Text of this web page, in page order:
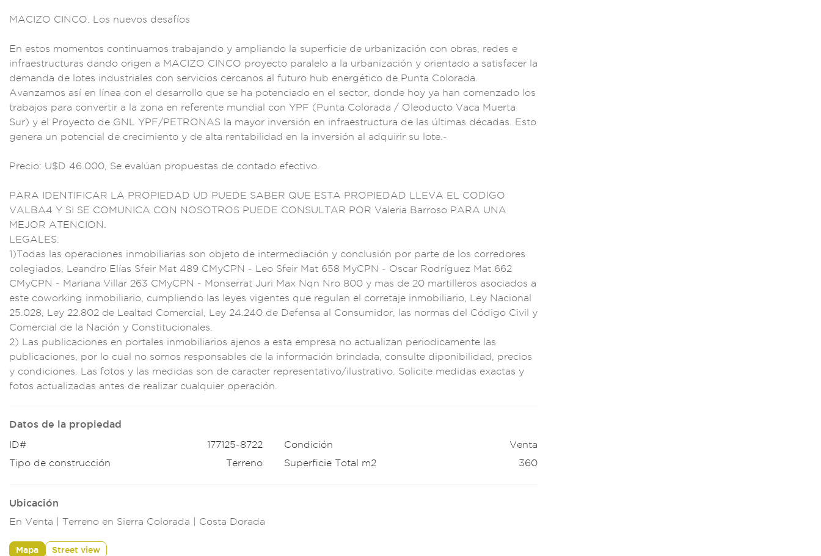
MACIZO CINCO. Los nuevos desafíos
En estos momentos continuamos trabajando y ampliando la superficie de urbanización con obras, redes e
infraestructuras dando origen a MACIZO CINCO proyecto paralelo a la urbanización y orientado a satisfacer la
demanda de lotes industriales con servicios cercanos al futuro hub energético de Punta Colorada.
Avanzamos así en línea con el desarrollo que se ha potenciado en el sector, donde hoy ya han comenzado los
trabajos para convertir a la zona en referente mundial con YPF (Punta Colorada / Oleoducto Vaca Muerta
Sur) y el Proyecto de GNL YPF/PETRONAS la mayor inversión en infraestructura de las últimas décadas. Esto
genera un potencial de crecimiento y de alta rentabilidad en la inversión a l adquirir su lote .-
Precio: U$D 46.000, Se eva lúan propuestas de contado efectivo.
PARA IDENTIFICAR LA PROPIEDAD UD PUEDE SABER QUE ESTA PROPIEDAD LLEVA EL
CODIGO
VALBA4 Y SI SE COMUNICA CON NOSOTROS PUEDE CONSULTAR POR Valeria Barroso PARA UNA
MEJOR ATENCION.
LEGALES:
1)Todas las operaciones inmobiliarias son objeto de intermediación y conclusión por parte de los corredores
col egiados, Leandro Elías Sfeir Mat 489 CMyCPN - Leo Sfeir Mat 658 MyCPN - Oscar Rodríguez Mat 662
CMyCPN - Mariana Villar 263 CMyCPN - Monserrat Juri Max Nqn Nro 800 y mas de 20 martilleros asociados a
este coworking inmobiliario, cumpliendo las leyes vigentes que regulan el corretaje inmobiliario, Ley Nacional
25 .028, Ley 22.802 de Lealtad Comercial, Ley 24.240 de Defensa al Consumidor, las normas de l Código Civil y
Comercial de la Nación y Constitucionales.
2) Las publicaciones en portal es inmobiliarios ajenos a esta empresa no actualizan periodicamente las
publicaciones, por lo cual no somos responsables de la información brindada, consu lte diponibilidad,
precios
y condiciones. Las fotos y las medidas son de caracter representativo/ilustrativo. Solicite medidas exactas y
fotos actualizadas antes de realizar cualquier operación.
Datos de la propiedad
ID#
177125-8722
Tipo de construcción
Terreno
Condición
Venta
Superficie Total m2
360
Ubicación
En Venta | Terreno en Sierra Colorada | Costa Dorada
Mapa Street view